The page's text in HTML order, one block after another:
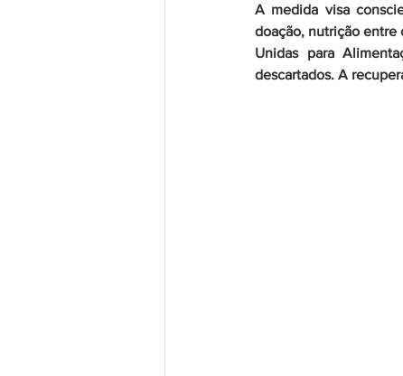
A medida visa
doação, nutrição entre
Unidas para
descartados. A